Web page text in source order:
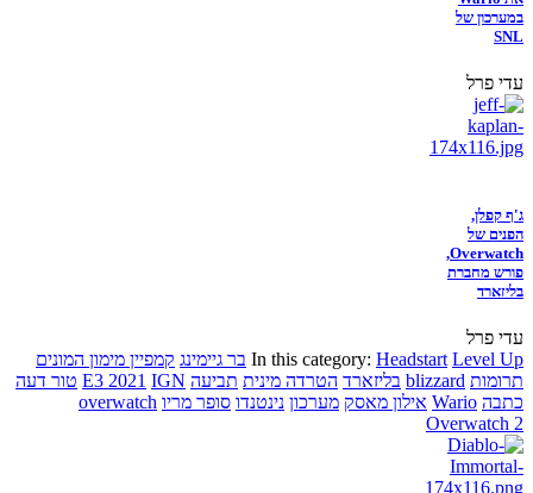
במערכון של
SNL
עדי פרל
ג'ף קפלן,
הפנים של
Overwatch,
פורש מחברת
בליזארד
עדי פרל
In this category: Headstart Level Up בר גיימינג קמפיין מימון המונים
תרומות blizzard בליזארד הטרדה מינית תביעה E3 2021 IGN
טור דעה
כתבה Wario אילון מאסק מערכון נינטנדו סופר מריו overwatch
Overwatch 2